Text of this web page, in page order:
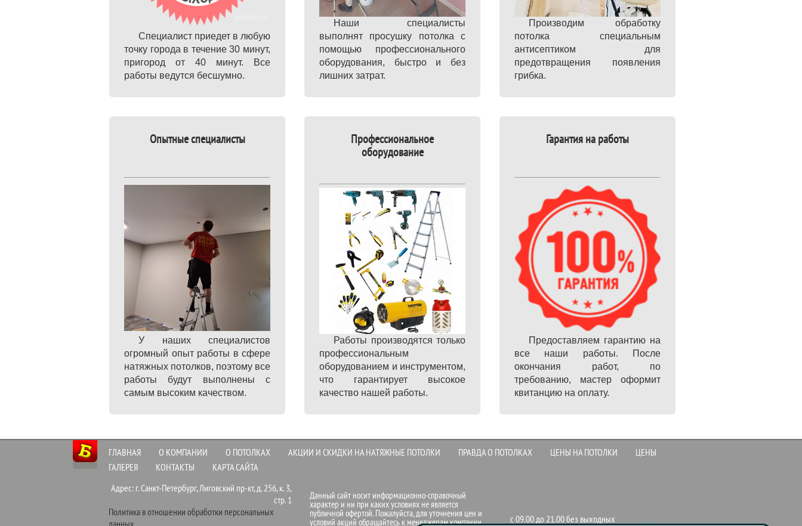
Специалист приедет в любую
точку города в течение 30 минут,
пригород от 40 минут. Все
работы ведутся бесшумно.
Наши специалисты
выполнят просушку потолка с
помощью профессионального
оборудования, быстро и без
лишних затрат.
Производим обработку
потолка специальным
антисептиком для
предотвращения появления
грибка.
Опытные специалисты
У наших специалистов
огромный опыт работы в сфере
натяжных потолков, поэтому все
работы будут выполнены с
самым высоким качеством.
Профессиональное
оборудование
Работы производятся только
профессиональным
оборудованием и инструментом,
что гарантирует высокое
качество нашей работы.
Гарантия на работы
Предоставляем гарантию на
все наши работы. После
окончания работ, по
требованию, мастер оформит
квитанцию на оплату.
ГЛАВНАЯ О КОМПАНИИ О ПОТОЛКАХ АКЦИИ И СКИДКИ НА НАТЯЖНЫЕ ПОТОЛКИ ПРАВДА О ПОТОЛКАХ ЦЕНЫ НА ПОТОЛКИ
ЦЕНЫ
ГАЛЕРЕЯ
КОНТАКТЫ
КАРТА САЙТА
Адрес: г. Санкт-Петербург, Лиговский пр-кт, д. 256, к. 3,
стр. 1
Политика в отношении обработки персональных
данных
Данный сайт носит информационно-справочный
характер и ни при каких условиях не является
публичной офертой. Пожалуйста, для уточнения цен и
условий акций обращайтесь к менеджерам компании.
с 09.00 до 21.00 без выходных